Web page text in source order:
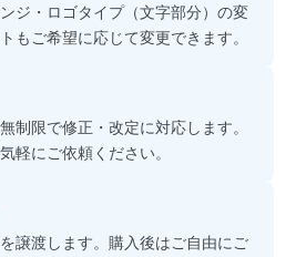
ジ・ロゴタイプ（文字部分）の変
もご希望に応じて変更できます。
制限で修正・改定に対応します。
軽にご依頼ください。
譲渡します。購入後はご自由にご